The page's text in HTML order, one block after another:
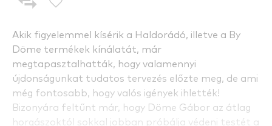
Akik figyelemmel kísérik a Haldorádó, illetve a By
Döme termékek kínálatát, már
megtapasztalhatták, hogy valamennyi
újdonságunkat tudatos tervezés előzte meg, de ami
még fontosabb, hogy valós igények ihlették!
Bizonyára feltűnt már, hogy Döme Gábor az átlag
horgászoktól sokkal jobban próbálja védeni testét a